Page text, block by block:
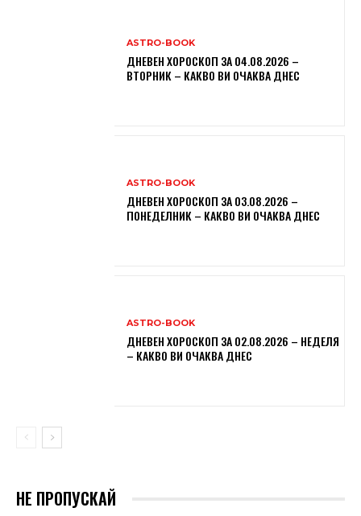
ASTRO-BOOK
ДНЕВЕН ХОРОСКОП ЗА 04.08.2026 –
ВТОРНИК – КАКВО ВИ ОЧАКВА ДНЕС
ASTRO-BOOK
ДНЕВЕН ХОРОСКОП ЗА 03.08.2026 –
ПОНЕДЕЛНИК – КАКВО ВИ ОЧАКВА ДНЕС
ASTRO-BOOK
ДНЕВЕН ХОРОСКОП ЗА 02.08.2026 – НЕДЕЛЯ
– КАКВО ВИ ОЧАКВА ДНЕС
НЕ ПРОПУСКАЙ